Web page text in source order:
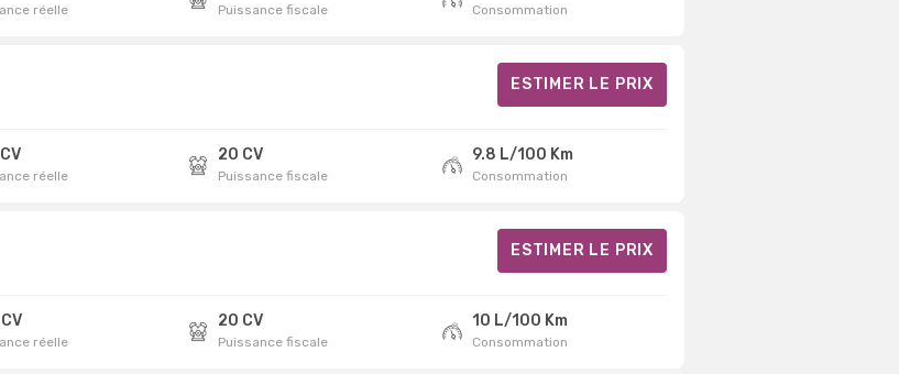
réelle Puissance fiscale Consommation
ESTIMER LE PRIX
réelle
20 CV
Puissance fiscale
9.8 L/100 Km
Consommation
ESTIMER LE PRIX
réelle
20 CV
Puissance fiscale
10 L/100 Km
Consommation